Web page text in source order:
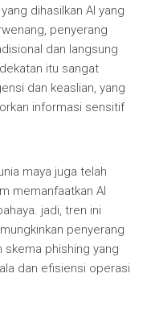
dihasilkan AI yang
penyerang
dan langsung
itu sangat
dan keaslian, yang
informasi sensitif
maya juga telah
memanfaatkan AI
jadi, tren ini
penyerang
phishing yang
dan efisiensi operasi